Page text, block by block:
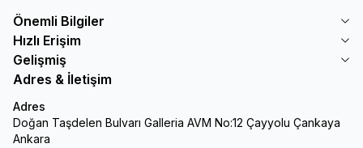
Önemli Bilgiler
Hızlı Erişim
Gelişmiş
Adres & İletişim
Adres
Doğan Taşdelen Bulvarı Galleria AVM No:12 Çayyolu Çankaya
Ankara